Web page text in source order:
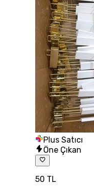
Plus Satıcı
Öne Çıkan
50 TL